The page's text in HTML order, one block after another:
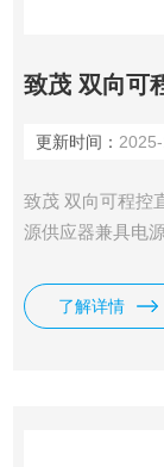
致茂 双向可
更新时间：
致茂 双向可程控
源供应器兼具电
能混合式逆变器
池之充电与放电
了解详情